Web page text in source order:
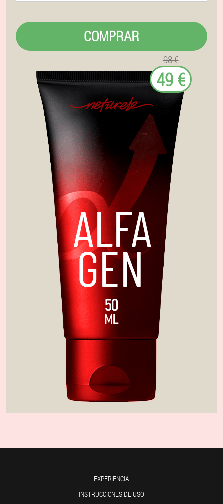
COMPRAR
98 €
49 €
EXPERIENCIA
INSTRUCCIONES DE USO